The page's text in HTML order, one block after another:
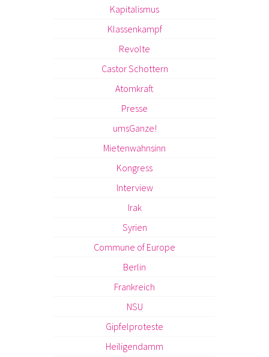
Kapitalismus
Klassenkampf
Revolte
Castor Schottern
Atomkraft
Presse
umsGanze!
Mietenwahnsinn
Kongress
Interview
Irak
Syrien
Commune of Europe
Berlin
Frankreich
NSU
Gipfelproteste
Heiligendamm